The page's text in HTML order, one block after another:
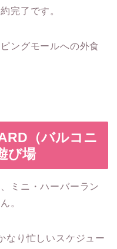
完了です。
ングモールへの外食
（バルコニ
び場
ミニ・ハーバーラン
。
なり忙しいスケジュー